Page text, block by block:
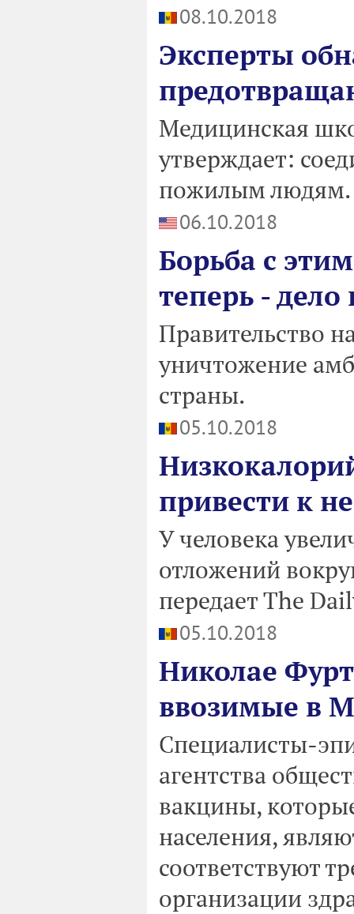
08.10.2018
Эксперты
Медицинская
утверждает:
пожилым людям.
06.10.2018
Борьба с
теперь -
Правительство
уничтожение
страны.
05.10.2018
привести к
У человека
отложений
передает The
05.10.2018
Николае
ввозимые в
Специалисты-
агентства
вакцины,
населения,
соответствуют
организации